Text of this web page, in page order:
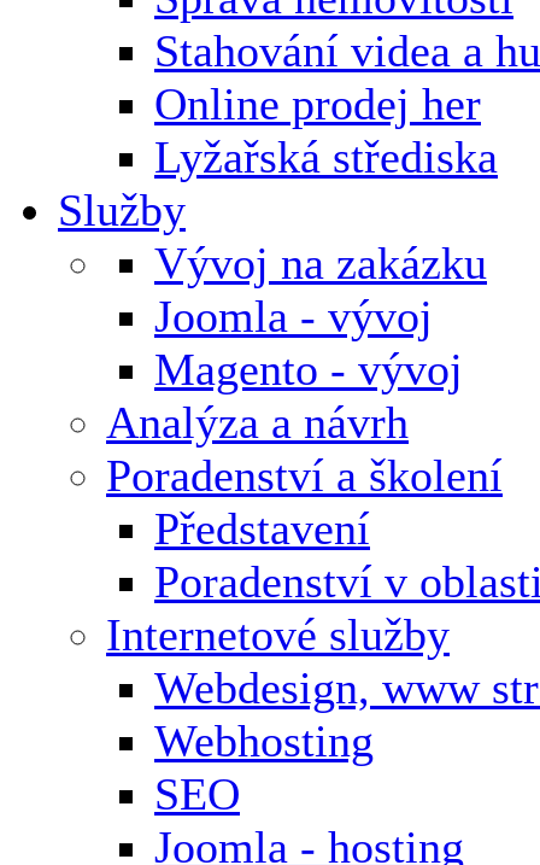
Stahování videa a
Online prodej her
Lyžařská střediska
Služby
Vývoj na zakázku
Joomla - vývoj
Magento - vývoj
Analýza a návrh
Poradenství a školení
Představení
Poradenství v
Internetové služby
Webdesign, www
Webhosting
SEO
Joomla - hosting